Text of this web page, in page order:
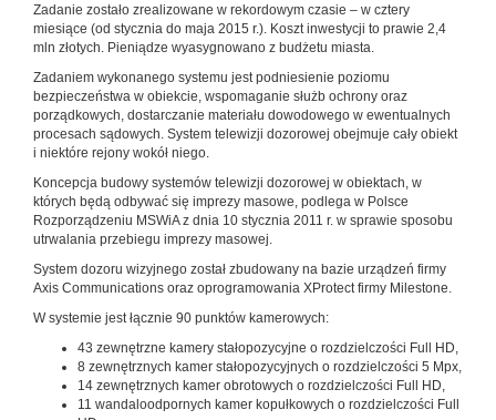
Zadanie zostało zrealizowane w rekordowym czasie – w cztery
miesiące (od stycznia do maja 2015 r.). Koszt inwestycji to prawie 2,4
mln złotych. Pieniądze wyasygnowano z budżetu miasta.
Zadaniem wykonanego systemu jest podniesienie poziomu
bezpieczeństwa w obiekcie, wspomaganie służb ochrony oraz
porządkowych, dostarczanie materiału dowodowego w ewentualnych
procesach sądowych. System telewizji dozorowej obejmuje cały obiekt
i niektóre rejony wokół niego.
Koncepcja budowy systemów telewizji dozorowej w obiektach, w
których będą odbywać się imprezy masowe, podlega w Polsce
Rozporządzeniu MSWiA z dnia 10 stycznia 2011 r. w sprawie sposobu
utrwalania przebiegu imprezy masowej.
System dozoru wizyjnego został zbudowany na bazie urządzeń firmy
Axis Communications oraz oprogramowania XProtect firmy Milestone.
W systemie jest łącznie 90 punktów kamerowych:
43 zewnętrzne kamery stałopozycyjne o rozdzielczości Full HD,
8 zewnętrznych kamer stałopozycyjnych o rozdzielczości 5 Mpx,
14 zewnętrznych kamer obrotowych o rozdzielczości Full HD,
11 wandaloodpornych kamer kopułkowych o rozdzielczości Full